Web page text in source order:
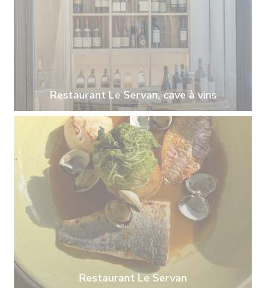
Restaurant Le Servan, cave à vins
Restaurant Le Servan